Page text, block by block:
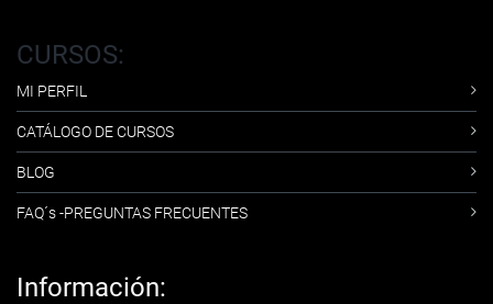
CURSOS:
MI PERFIL
CATÁLOGO DE CURSOS
BLOG
FAQ´s -PREGUNTAS FRECUENTES
Información: